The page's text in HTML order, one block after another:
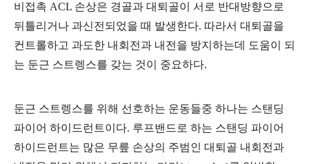
비접촉 ACL 손상은 경골과 대퇴골이 서로 반대방향으로
뒤틀리거나 과신전되었을 때 발생한다. 따라서 대퇴골을
컨트롤하고 과도한 내회전과 내전을 방지하는데 도움이 되
는 둔근 스트렝스를 갖는 것이 중요하다.
둔근 스트렝스를 위해 선호하는 운동들중 하나는 스탠딩
파이어 하이드런트이다. 루프밴드로 하는 스탠딩 파이어
하이드런트는 많은 무릎 손상의 주범인 대퇴골 내회전과